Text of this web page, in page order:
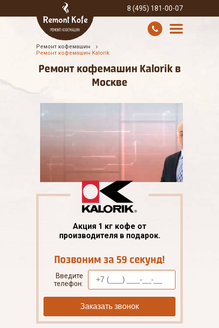
8 (495) 181-00-07
УСЛУГИ И ЦЕНЫ
Ремонт кофемашин
Ремонт кофемашин Kalorik
Ремонт кофемашин Kalorik в
Москве
Акция 1 кг кофе от
производителя в подарок.
Позвоним за 59 секунд!
Введите
телефон:
Заказать звонок